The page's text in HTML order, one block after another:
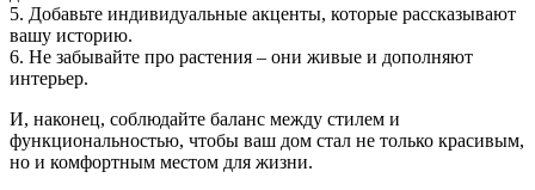
5. Добавьте индивидуальные акценты, которые рассказывают
вашу историю.
6. Не забывайте про растения – они живые и дополняют
интерьер.
И, наконец, соблюдайте баланс между стилем и
функциональностью, чтобы ваш дом стал не только красивым,
но и комфортным местом для жизни.